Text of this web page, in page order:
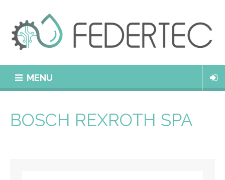
MENU
BOSCH REXROTH SPA